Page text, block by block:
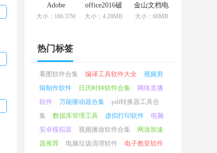
Adobe
InCopy CS6
v8.1.0.420
大小：166.37MB
office2016破
解版
大小：4.28MB
金山文档电
脑最新版
v2.13.0 优化
大小：66MB
热门标签
看图软件合集 编译工具软件大全
视频剪
辑制作软件
日历时钟软件合集
网络直播
软件
万能驱动器合集
pdf转换器工具合
集
数据库管理工具 虚拟打印软件
电脑
安卓模拟器
视频播放软件合集
网游加速
器推荐
电脑垃圾清理软件
电子教室软件